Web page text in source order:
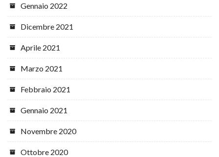
Gennaio 2022
Dicembre 2021
Aprile 2021
Marzo 2021
Febbraio 2021
Gennaio 2021
Novembre 2020
Ottobre 2020